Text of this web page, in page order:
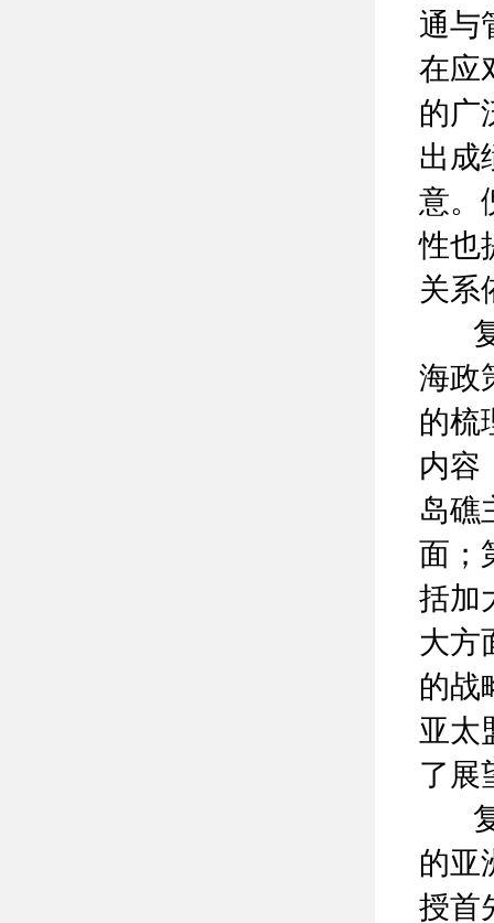
通与
在应
的广
出成
意。
性也
关系
复
海政
的梳
内容
岛礁
面；
括加
大方
的战
亚太
了展
复
的亚
授首